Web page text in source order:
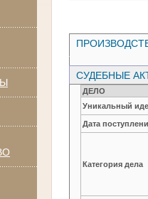
СУДЕБНЫЕ
ДЕЛО
Уникальный
Дата
Категория дела